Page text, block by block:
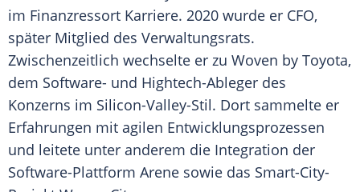
im Finanzressort Karriere. 2020 wurde er CFO,
später Mitglied des Verwaltungsrats.
Zwischenzeitlich wechselte er zu Woven by Toyota,
dem Software- und Hightech-Ableger des
Konzerns im Silicon-Valley-Stil. Dort sammelte er
Erfahrungen mit agilen Entwicklungsprozessen
und leitete unter anderem die Integration der
Software-Plattform Arene sowie das Smart-City-